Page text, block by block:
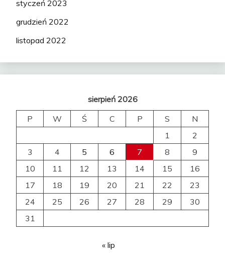
styczeń 2023
grudzień 2022
listopad 2022
sierpień 2026
P
W Ś C P S
N
1
2
3
4 5 6 7 8
9
10
11 12 13 14 15
16
17
18 19 20 21 22
23
24
25 26 27 28 29
30
31
« lip